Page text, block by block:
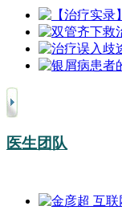
医生团队